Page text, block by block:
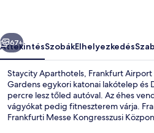
Következő
67+
ÁttekintésSzobákElhelyezkedés
Staycity Aparthotels, Frankfurt
Gardens egykori katonai lakótelep és
percre lesz tőled autóval. Az éhes
vágyókat pedig fitneszterem várja.
Frankfurti Messe Kongresszusi